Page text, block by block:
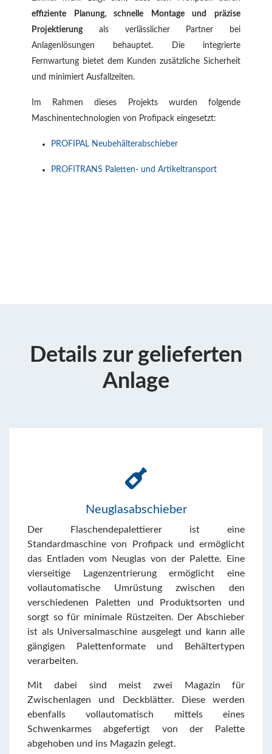
effiziente Planung, schnelle Montage und präzise
Projektierungals verlässlicher Partner bei
Anlagenlösungen behauptet. Die integrierte
Fernwartung bietet dem Kunden zusätzliche Sicherheit
und minimiert Ausfallzeiten.
Im Rahmen dieses Projekts wurden folgende
Maschinentechnologien von Profipack eingesetzt:
PROFIPAL Neubehälterabschieber
PROFITRANS Paletten- und Artikeltransport
Details zur gelieferten
Anlage
Neuglasabschieber
Der Flaschendepalettierer ist eine
Standardmaschine von Profipack und ermöglicht
das Entladen vom Neuglas von der Palette. Eine
vierseitige Lagenzentrierung ermöglicht eine
vollautomatische Umrüstung zwischen den
verschiedenen Paletten und Produktsorten und
sorgt so für minimale Rüstzeiten. Der Abschieber
ist als Universalmaschine ausgelegt und kann alle
gängigen Palettenformate und Behältertypen
verarbeiten.
Mit dabei sind meist zwei Magazin für
Zwischenlagen und Deckblätter. Diese werden
ebenfalls vollautomatisch mittels eines
Schwenkarmes abgefertigt von der Palette
abgehoben und ins Magazin gelegt.